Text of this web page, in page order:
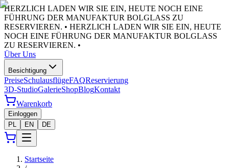
HERZLICH LADEN WIR SIE EIN, HEUTE NOCH EINE
FÜHRUNG DER MANUFAKTUR BOLGLASS ZU
RESERVIEREN. • HERZLICH LADEN WIR SIE EIN, HEUTE
NOCH EINE FÜHRUNG DER MANUFAKTUR BOLGLASS
ZU RESERVIEREN. •
Über Uns
Besichtigung
PreiseSchulausflügeFAQReservierung
3D-StudioGalerieShopBlogKontakt
Warenkorb
Einloggen
PL
EN DE
Startseite